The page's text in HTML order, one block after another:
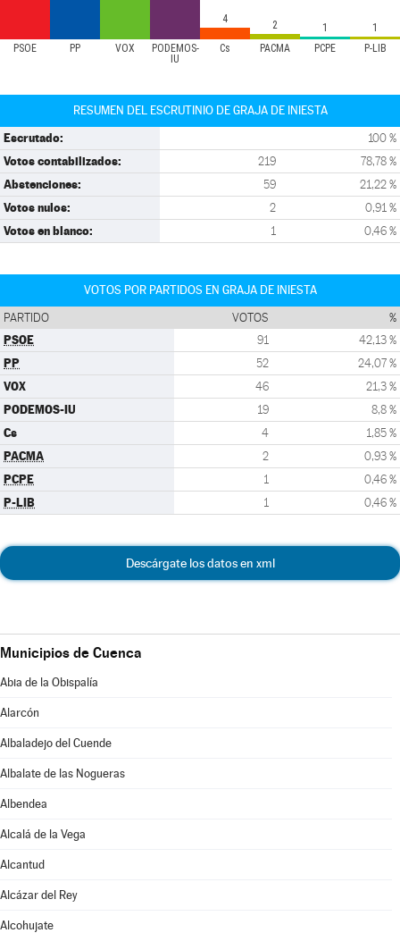
PSOE PP VOX
PODEMOS-
IU
Cs PACMA PCPE P-LIB
4 2 1 1
RESUMEN DEL ESCRUTINIO DE GRAJA DE INIESTA
Escrutado: 100 %
Votos contabilizados: 219 78,78 %
Abstenciones: 59 21,22 %
Votos nulos: 2 0,91 %
Votos en blanco: 1 0,46 %
VOTOS POR PARTIDOS EN GRAJA DE INIESTA
PARTIDO VOTOS %
PSOE 91 42,13 %
PP 52 24,07 %
VOX 46 21,3 %
PODEMOS-IU 19 8,8 %
Cs 4 1,85 %
PACMA 2 0,93 %
PCPE 1 0,46 %
P-LIB 1 0,46 %
Descárgate los datos en xml
Municipios de Cuenca
Abia de la Obispalía
Alarcón
Albaladejo del Cuende
Albalate de las Nogueras
Albendea
Alcalá de la Vega
Alcantud
Alcázar del Rey
Alcohujate